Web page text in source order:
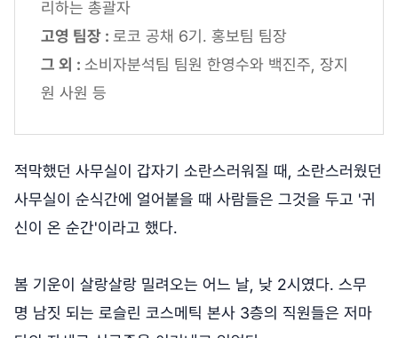
리하는 총괄자
고영 팀장 : 로코 공채 6기. 홍보팀 팀장
그 외 : 소비자분석팀 팀원 한영수와 백진주, 장지
원 사원 등
적막했던 사무실이 갑자기 소란스러워질 때, 소란스러웠던
사무실이 순식간에 얼어붙을 때 사람들은 그것을 두고 '귀
신이 온 순간'이라고 했다.
봄 기운이 살랑살랑 밀려오는 어느 날, 낮 2시였다. 스무
명 남짓 되는 로슬린 코스메틱 본사 3층의 직원들은 저마